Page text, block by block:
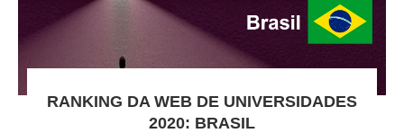
RANKING DA WEB DE UNIVERSIDADES
2020: BRASIL